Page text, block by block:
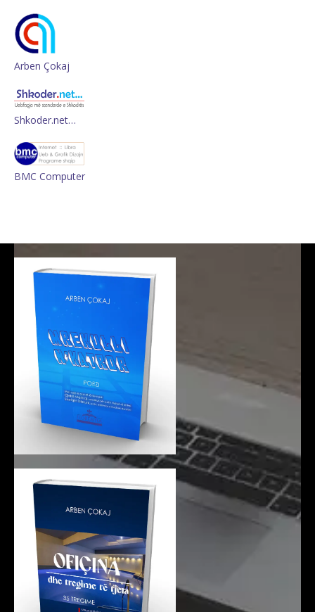
Arben Çokaj
Shkoder.net…
BMC Computer